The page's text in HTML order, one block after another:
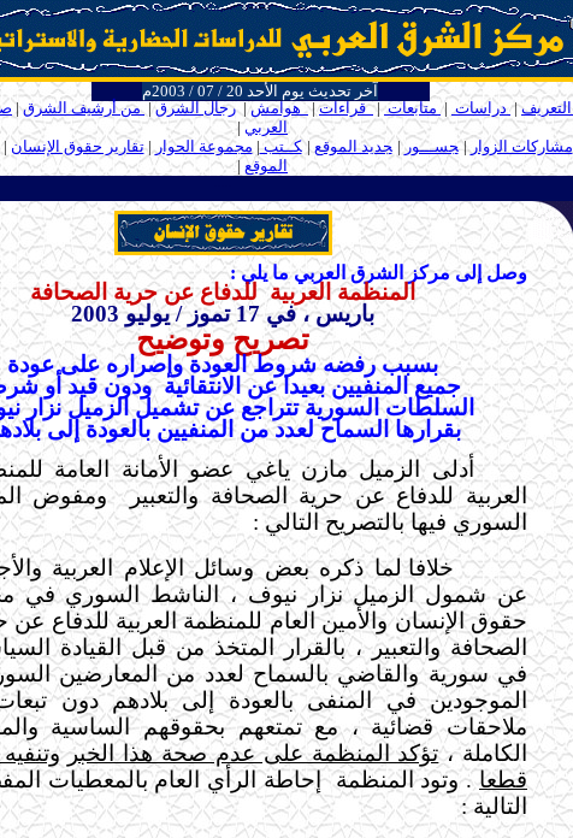
آخر تحديث يوم الأحد 20 / 07 / 2003م
التعريف|دراسات | متابعات|قراءات|هوامش |رجال الشرق| من أرشيف الشرق|
العربي|ـ
مشاركات الزوار|ـجســـور| ـجديد الموقع|ـكــتب | مجموعة الحوار|تقارير حقوق الإنسان |
الموقع |ـ
وصل إلى مركز الشرق العربي ما يلي :
المنظمة العربية للدفاع عن حرية الصحافة
باريس ، في 17 تموز / يوليو 2003
تصريح وتوضيح
بسبب رفضه شروط العودة وإصراره على عودة
جميع المنفيين بعيدا عن الانتقائية ودون قيد أو
السلطات السورية تتراجع عن تشميل الزميل نزار
بقرارها السماح لعدد من المنفيين بالعودة إلى
أدلى الزميل مازن ياغي عضو الأمانة العامة
العربية للدفاع عن حرية الصحافة والتعبير
ومفوض
السوري فيها بالتصريح التالي :
خلافا لما ذكره بعض وسائل الإعلام العربية
عن شمول الزميل نزار نيوف ، الناشط السوري في
حقوق الإنسان والأمين العام للمنظمة العربية للدفاع عن
الصحافة والتعبير ، بالقرار المتخذ من قبل القيادة
في سورية والقاضي بالسماح لعدد من المعارضين
الموجودين في المنفى بالعودة إلى بلادهم دون
ملاحقات قضائية ، مع تمتعهم بحقوقهم الساسية
الكاملة ،تؤكد المنظمة على عدم صحة هذا الخبر
قطعا. وتود المنظمة إحاطة الرأي العام بالمعطيات
التالية :